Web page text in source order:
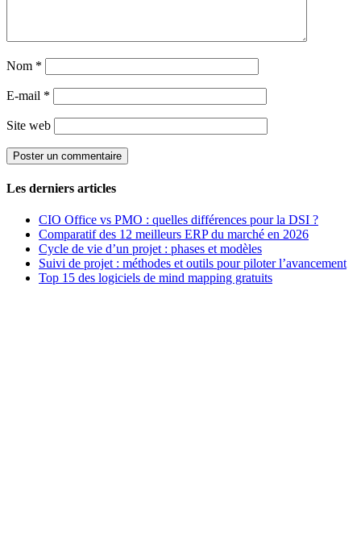
Nom *
E-mail *
Site web
Les derniers articles
CIO Office vs PMO : quelles différences pour la DSI ?
Comparatif des 12 meilleurs ERP du marché en 2026
Cycle de vie d’un projet : phases et modèles
Suivi de projet : méthodes et outils pour piloter l’avancement
Top 15 des logiciels de mind mapping gratuits